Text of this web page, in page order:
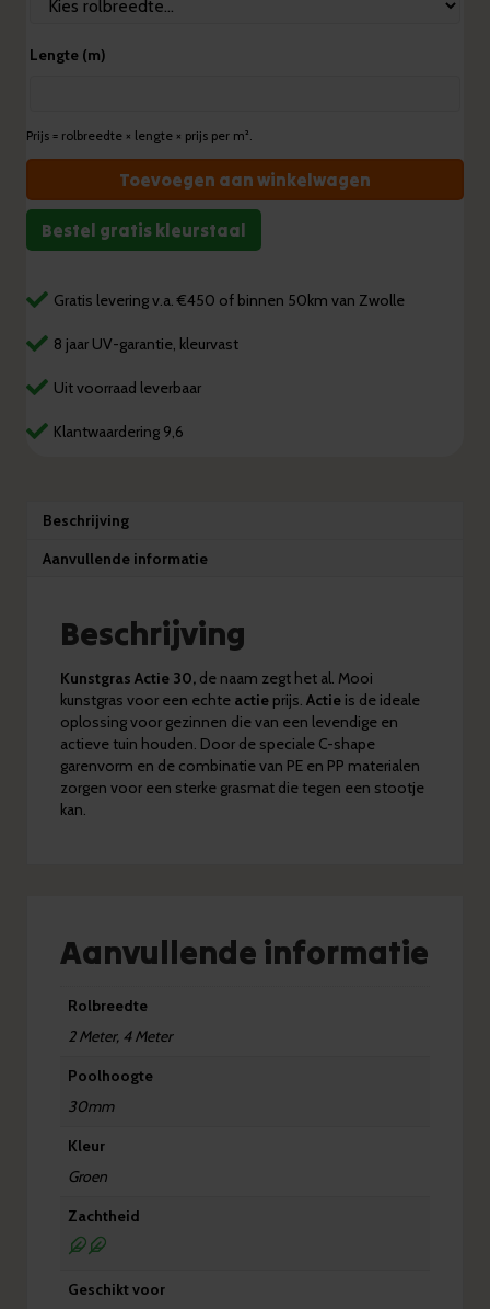
Lengte (m)
Prijs = rolbreedte × lengte × prijs per m².
Kunstgras
30
mm
aantal
Toevoegen aan winkelwagen
Bestel gratis kleurstaal
Gratis levering v.a. €450 of binnen 50km van Zwolle
8 jaar UV-garantie, kleurvast
Uit voorraad leverbaar
Klantwaardering 9,6
Beschrijving
Aanvullende informatie
Beschrijving
Kunstgras Actie 30, de naam zegt het al. Mooi
kunstgras voor een echte actie prijs. Actie is de ideale
oplossing voor gezinnen die van een levendige en
actieve tuin houden. Door de speciale C-shape
garenvorm en de combinatie van PE en PP materialen
zorgen voor een sterke grasmat die tegen een stootje
kan.
Aanvullende informatie
Rolbreedte
2 Meter, 4 Meter
Poolhoogte
30mm
Kleur
Groen
Zachtheid
Geschikt voor